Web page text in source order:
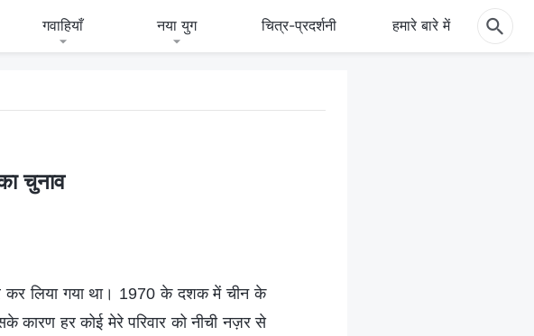
गवाहियाँ नया युग चित्र-प्रदर्शनी हमारे बारे में
चुनाव
कर लिया गया था। 1970 के दशक में चीन के
कारण हर कोई मेरे परिवार को नीची नज़र से